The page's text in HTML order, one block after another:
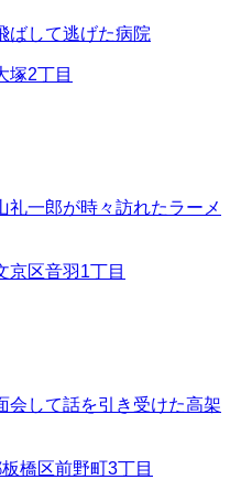
ばして逃げた病院
塚2丁目
礼一郎が時々訪れたラーメ
京区音羽1丁目
会して話を引き受けた高架
橋区前野町3丁目